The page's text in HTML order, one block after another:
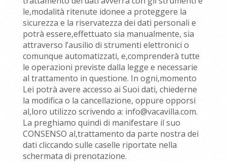
le,modalità ritenute idonee a proteggere la
sicurezza e la riservatezza dei dati personali e
potrà essere,effettuato sia manualmente, sia
attraverso l’ausilio di strumenti elettronici o
comunque automatizzati, e,comprenderà tutte
le operazioni previste dalla legge e necessarie
al trattamento in questione. In ogni,momento
Lei potrà avere accesso ai Suoi dati, chiederne
la modifica o la cancellazione, oppure opporsi
al,loro utilizzo scrivendo a: info@vacavilla.com.
La preghiamo quindi di manifestare il suo
CONSENSO al,trattamento da parte nostra dei
dati cliccando sulle caselle riportate nella
schermata di prenotazione.